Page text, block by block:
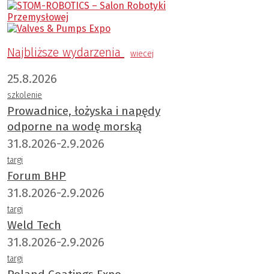
Najbliższe wydarzenia wiecej
25.8.2026
szkolenie
Prowadnice, łożyska i napędy
odporne na wodę morską
31.8.2026-2.9.2026
targi
Forum BHP
31.8.2026-2.9.2026
targi
Weld Tech
31.8.2026-2.9.2026
targi